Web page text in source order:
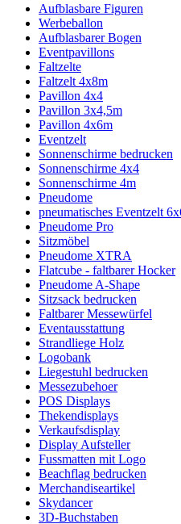
Aufblasbare Figuren
Werbeballon
Aufblasbarer Bogen
Eventpavillons
Faltzelte
Faltzelt 4x8m
Pavillon 4x4
Pavillon 3x4,5m
Pavillon 4x6m
Eventzelt
Sonnenschirme bedrucken
Sonnenschirme 4x4
Sonnenschirme 4m
Pneudome
pneumatisches Eventzelt
Pneudome Pro
Sitzmöbel
Pneudome XTRA
Flatcube - faltbarer Hocker
Pneudome A-Shape
Sitzsack bedrucken
Faltbarer Messewürfel
Eventausstattung
Strandliege Holz
Logobank
Liegestuhl bedrucken
Messezubehoer
POS Displays
Thekendisplays
Verkaufsdisplay
Display Aufsteller
Fussmatten mit Logo
Beachflag bedrucken
Merchandiseartikel
Skydancer
3D-Buchstaben